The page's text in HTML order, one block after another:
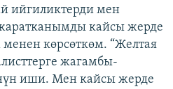
ийгиликтерди мен
кайсы жерде
көрсөткөм. “Желтая
жагамбы-
иши. Мен кайсы жерде